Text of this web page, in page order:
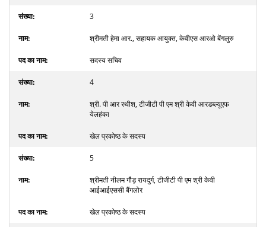
3
श्रीमती हेमा आर., सहायक आयुक्त, केवीएस आरओ बेंगलुरु
सदस्य सचिव
4
श्री. पी आर रथीश, टीजीटी पी एम श्री केवी आरडब्ल्यूएफ
येलहंका
खेल प्रकोष्ठ के सदस्य
5
श्रीमती नीलम गौड़ रायदुर्ग, टीजीटी पी एम श्री केवी
आईआईएससी बैंगलोर
खेल प्रकोष्ठ के सदस्य